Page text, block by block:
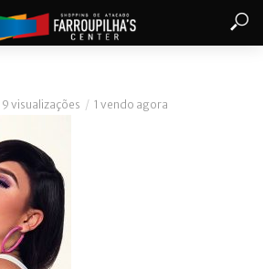
9 visualizações 1 vendo agora